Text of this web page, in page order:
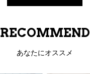
RECOMMEND
あなたにオススメ